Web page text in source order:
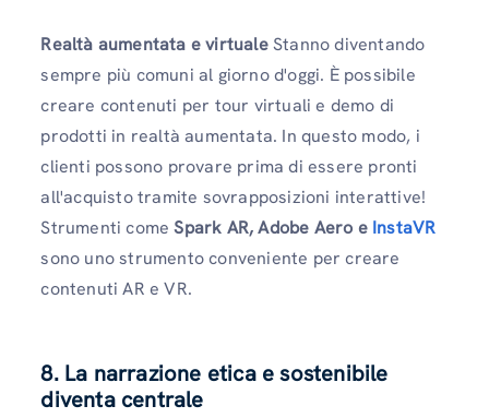
Realtà aumentata e virtualeStanno diventando
sempre più comuni al giorno d'oggi. È possibile
creare contenuti per tour virtuali e demo di
prodotti in realtà aumentata. In questo modo, i
clienti possono provare prima di essere pronti
all'acquisto tramite sovrapposizioni interattive!
Strumenti comeSpark AR, Adobe Aero e InstaVR
sono uno strumento conveniente per creare
contenuti AR e VR.
8. La narrazione etica e sostenibile
diventa centrale